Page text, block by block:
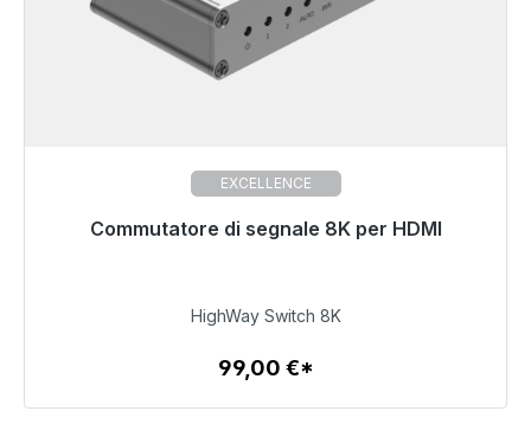
EXCELLENCE
Commutatore di segnale 8K per HDMI
Pronto per la spedizione immediata, tempo di
99,00 €
Dettagli
HighWay Switch 8K
99,00 €*